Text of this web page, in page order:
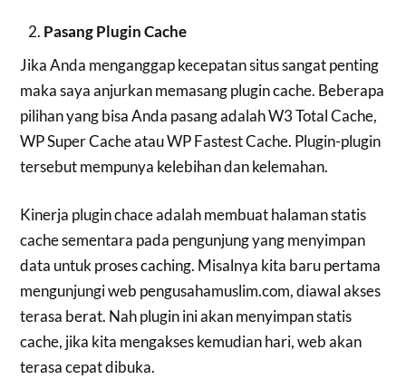
Pasang Plugin Cache
Jika Anda menganggap kecepatan situs sangat penting
maka saya anjurkan memasang plugin cache. Beberapa
pilihan yang bisa Anda pasang adalah W3 Total Cache,
WP Super Cache atau WP Fastest Cache. Plugin-plugin
tersebut mempunya kelebihan dan kelemahan.
Kinerja plugin chace adalah membuat halaman statis
cache sementara pada pengunjung yang menyimpan
data untuk proses caching. Misalnya kita baru pertama
mengunjungi web pengusahamuslim.com, diawal akses
terasa berat. Nah plugin ini akan menyimpan statis
cache, jika kita mengakses kemudian hari, web akan
terasa cepat dibuka.